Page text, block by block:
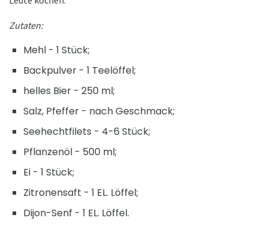
Zutaten:
Mehl - 1 Stück;
Backpulver - 1 Teelöffel;
helles Bier - 250 ml;
Salz, Pfeffer - nach Geschmack;
Seehechtfilets - 4-6 Stück;
Pflanzenöl - 500 ml;
Ei - 1 Stück;
Zitronensaft - 1 EL. Löffel;
Dijon-Senf - 1 EL. Löffel.